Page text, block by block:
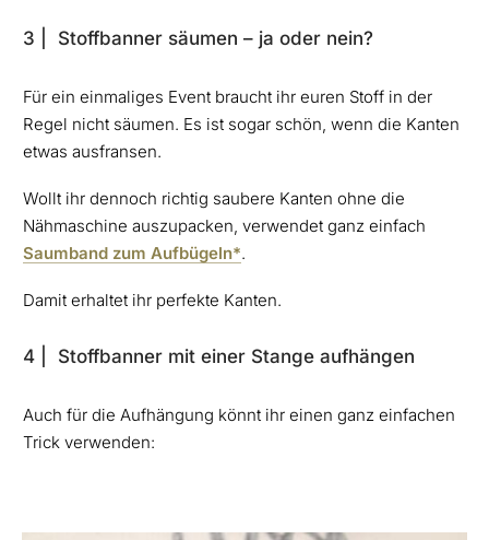
3 | Stoffbanner säumen – ja oder nein?
Für ein einmaliges Event braucht ihr euren Stoff in der
Regel nicht säumen. Es ist sogar schön, wenn die Kanten
etwas ausfransen.
Wollt ihr dennoch richtig saubere Kanten ohne die
Nähmaschine auszupacken, verwendet ganz einfach
Saumband zum Aufbügeln*.
Damit erhaltet ihr perfekte Kanten.
4 | Stoffbanner mit einer Stange aufhängen
Auch für die Aufhängung könnt ihr einen ganz einfachen
Trick verwenden: